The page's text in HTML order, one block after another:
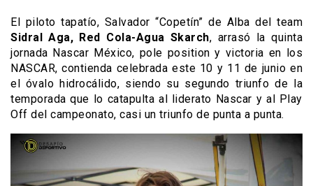
El piloto tapatío, Salvador “Copetín” de Alba del team
Sidral Aga, Red Cola-Agua Skarch, arrasó la quinta
jornada Nascar México, pole position y victoria en los
NASCAR, contienda celebrada este 10 y 11 de junio en
el óvalo hidrocálido, siendo su segundo triunfo de la
temporada que lo catapulta al liderato Nascar y al Play
Off del campeonato, casi un triunfo de punta a punta.